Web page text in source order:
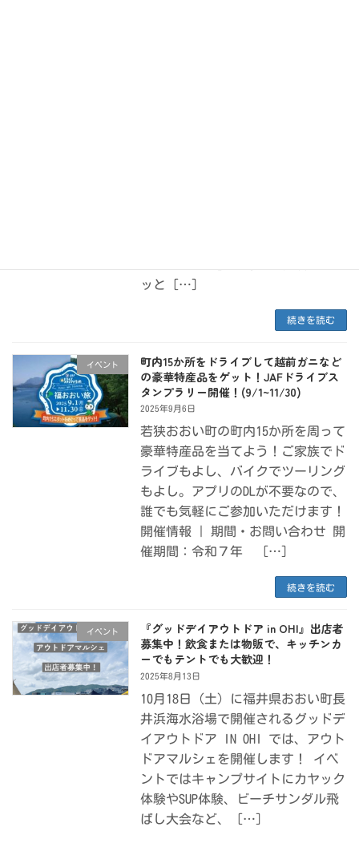
ッと […]
続きを読む
イベント
町内15か所をドライブして越前ガニなど
の豪華特産品をゲット！JAFドライブス
タンプラリー開催！(9/1~11/30)
2025年9月6日
若狭おおい町の町内15か所を周って
豪華特産品を当てよう！ご家族でド
ライブもよし、バイクでツーリング
もよし。アプリのDLが不要なので、
誰でも気軽にご参加いただけます！
開催情報 | 期間・お問い合わせ 開
催期間：令和７年 […]
続きを読む
イベント
『グッドデイアウトドア in OHI』出店者
募集中！飲食または物販で、キッチンカ
ーでもテントでも大歓迎！
2025年8月13日
10月18日（土）に福井県おおい町長
井浜海水浴場で開催されるグッドデ
イアウトドア IN OHI では、アウト
ドアマルシェを開催します！ イベ
ントではキャンプサイトにカヤック
体験やSUP体験、ビーチサンダル飛
ばし大会など、 […]